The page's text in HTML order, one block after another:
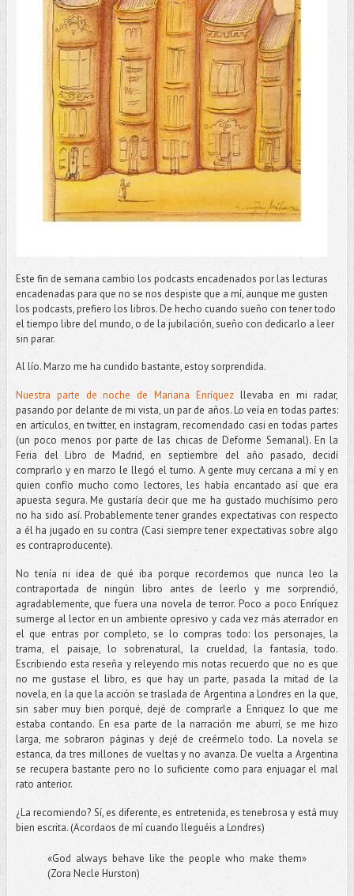
Este fin de semana cambio los podcasts encadenados por las lecturas
encadenadas para que no se nos despiste que a mí, aunque me gusten
los podcasts, prefiero los libros. De hecho cuando sueño con tener todo
el tiempo libre del mundo, o de la jubilación, sueño con dedicarlo a leer
sin parar.
Al lío. Marzo me ha cundido bastante, estoy sorprendida.
Nuestra parte de noche de Mariana Enríquezllevaba en mi radar,
pasando por delante de mi vista, un par de años. Lo veía en todas partes:
en artículos, en twitter, en instagram, recomendado casi en todas partes
(un poco menos por parte de las chicas de Deforme Semanal). En la
Feria del Libro de Madrid, en septiembre del año pasado, decidí
comprarlo y en marzo le llegó el turno. A gente muy cercana a mí y en
quien confío mucho como lectores, les había encantado así que era
apuesta segura. Me gustaría decir que me ha gustado muchísimo pero
no ha sido así. Probablemente tener grandes expectativas con respecto
a él ha jugado en su contra (Casi siempre tener expectativas sobre algo
es contraproducente).
No tenía ni idea de qué iba porque recordemos que nunca leo la
contraportada de ningún libro antes de leerlo y me sorprendió,
agradablemente, que fuera una novela de terror. Poco a poco Enríquez
sumerge al lector en un ambiente opresivo y cada vez más aterrador en
el que entras por completo, se lo compras todo: los personajes, la
trama, el paisaje, lo sobrenatural, la crueldad, la fantasía, todo.
Escribiendo esta reseña y releyendo mis notas recuerdo que no es que
no me gustase el libro, es que hay un parte, pasada la mitad de la
novela, en la que la acción se traslada de Argentina a Londres en la que,
sin saber muy bien porqué, dejé de comprarle a Enriquez lo que me
estaba contando. En esa parte de la narración me aburrí, se me hizo
larga, me sobraron páginas y dejé de creérmelo todo. La novela se
estanca, da tres millones de vueltas y no avanza. De vuelta a Argentina
se recupera bastante pero no lo suficiente como para enjuagar el mal
rato anterior.
¿La recomiendo? Sí, es diferente, es entretenida, es tenebrosa y está muy
bien escrita. (Acordaos de mí cuando lleguéis a Londres)
«God always behave like the people who make them»
(Zora Necle Hurston)